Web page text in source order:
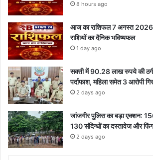
8 hours ago
आज का राशिफल 7 अगस्त
राशियों का दैनिक भविष्यफल
1 day ago
सक्ती में 90.28 लाख रुपये की ठगी
पर्दाफाश, महिला समेत 3 आरोपी
2 days ago
जांजगीर पुलिस का बड़ा एक्शन:
130 संदिग्धों का दस्तावेज और
2 days ago